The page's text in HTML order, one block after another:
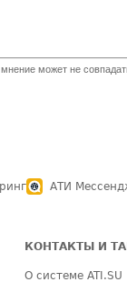
может не
АТИ
КОНТАКТЫ И
О системе ATI.SU